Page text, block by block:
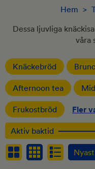
Hem >
Dessa ljuvliga
våra
Knäckebröd
Afternoon tea
Frukostbröd Fler
Aktiv baktid
Nyast